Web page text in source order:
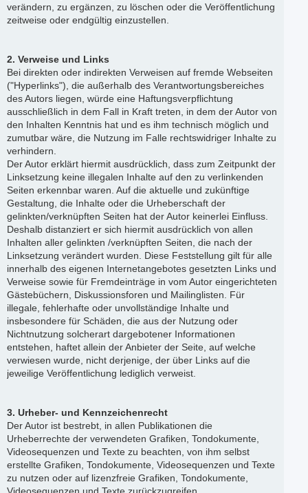
verändern, zu ergänzen, zu löschen oder die Veröffentlichung
zeitweise oder endgültig einzustellen.
2. Verweise und Links
Bei direkten oder indirekten Verweisen auf fremde Webseiten
("Hyperlinks"), die außerhalb des Verantwortungsbereiches
des Autors liegen, würde eine Haftungsverpflichtung
ausschließlich in dem Fall in Kraft treten, in dem der Autor von
den Inhalten Kenntnis hat und es ihm technisch möglich und
zumutbar wäre, die Nutzung im Falle rechtswidriger Inhalte zu
verhindern.
Der Autor erklärt hiermit ausdrücklich, dass zum Zeitpunkt der
Linksetzung keine illegalen Inhalte auf den zu verlinkenden
Seiten erkennbar waren. Auf die aktuelle und zukünftige
Gestaltung, die Inhalte oder die Urheberschaft der
gelinkten/verknüpften Seiten hat der Autor keinerlei Einfluss.
Deshalb distanziert er sich hiermit ausdrücklich von allen
Inhalten aller gelinkten /verknüpften Seiten, die nach der
Linksetzung verändert wurden. Diese Feststellung gilt für alle
innerhalb des eigenen Internetangebotes gesetzten Links und
Verweise sowie für Fremdeinträge in vom Autor eingerichteten
Gästebüchern, Diskussionsforen und Mailinglisten. Für
illegale, fehlerhafte oder unvollständige Inhalte und
insbesondere für Schäden, die aus der Nutzung oder
Nichtnutzung solcherart dargebotener Informationen
entstehen, haftet allein der Anbieter der Seite, auf welche
verwiesen wurde, nicht derjenige, der über Links auf die
jeweilige Veröffentlichung lediglich verweist.
3. Urheber- und Kennzeichenrecht
Der Autor ist bestrebt, in allen Publikationen die
Urheberrechte der verwendeten Grafiken, Tondokumente,
Videosequenzen und Texte zu beachten, von ihm selbst
erstellte Grafiken, Tondokumente, Videosequenzen und Texte
zu nutzen oder auf lizenzfreie Grafiken, Tondokumente,